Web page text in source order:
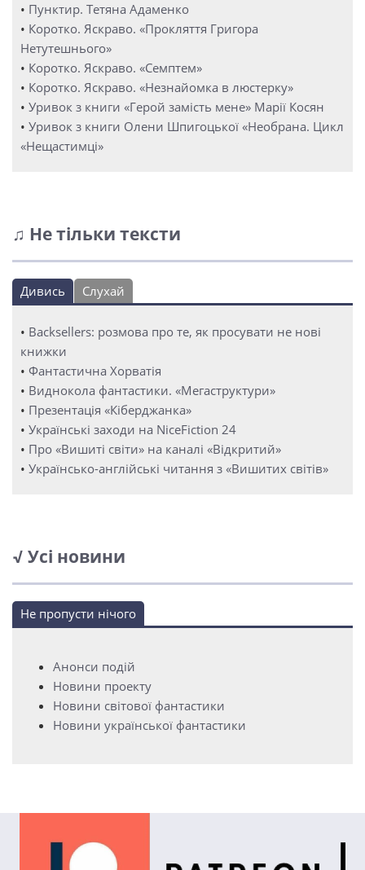
• Пунктир. Тетяна Адаменко
• Коротко. Яскраво. «Прокляття Григора
Нетутешнього»
• Коротко. Яскраво. «Семптем»
• Коротко. Яскраво. «Незнайомка в люстерку»
• Уривок з книги «Герой замість мене» Марії Косян
• Уривок з книги Олени Шпигоцької «Необрана. Цикл
«Нещастимці»
♫ Не тільки тексти
Дивись Слухай
• Backsellers: розмова про те, як просувати не нові
книжки
• Фантастична Хорватія
• Виднокола фантастики. «Мегаструктури»
• Презентація «Кіберджанка»
• Українські заходи на NiceFiction 24
• Про «Вишиті світи» на каналі «Відкритий»
• Українсько-англійські читання з «Вишитих світів»
√ Усі новини
Не пропусти нічого
Анонси подій
Новини проекту
Новини світової фантастики
Новини української фантастики